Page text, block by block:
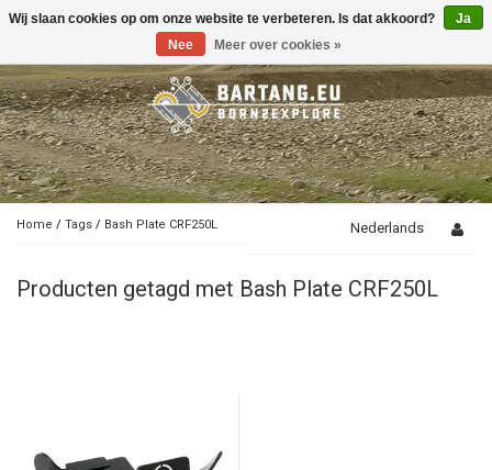
Toggle
Home / Tags / Bash Plate CRF250L Nederlands
Producten getagd met Bash Plate CRF250L
Wij slaan cookies op om onze website te verbeteren. Is dat akkoord?
Ja
Nee
Meer over cookies »